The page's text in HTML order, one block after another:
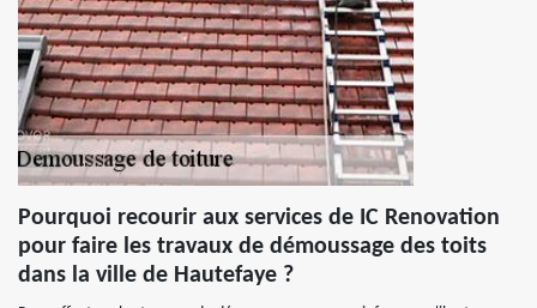
Pourquoi recourir aux services de IC Renovation
pour faire les travaux de démoussage des toits
dans la ville de Hautefaye ?